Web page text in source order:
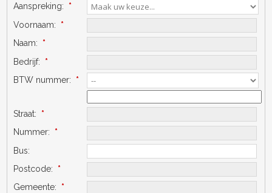
Aanspreking: *
Voornaam: *
Naam: *
Bedrijf: *
BTW nummer: *
Straat: *
Nummer: *
Bus:
Postcode: *
Gemeente: *